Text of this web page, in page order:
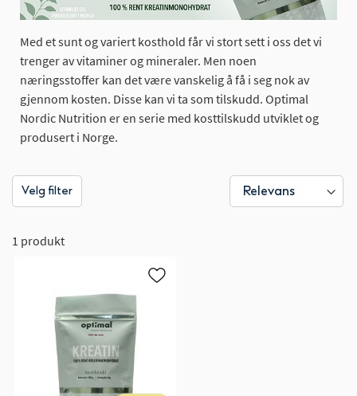
Med et sunt og variert kosthold får vi stort sett i oss det vi
trenger av vitaminer og mineraler. Men noen
næringsstoffer kan det være vanskelig å få i seg nok av
gjennom kosten. Disse kan vi ta som tilskudd. Optimal
Nordic Nutrition er en serie med kosttilskudd utviklet og
produsert i Norge.
Velg filter
1 produkt